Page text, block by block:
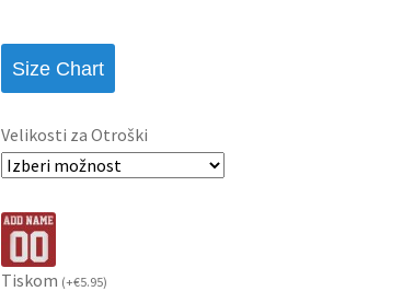
Size Chart
Velikosti za Otroški
Tiskom (+€5.95)